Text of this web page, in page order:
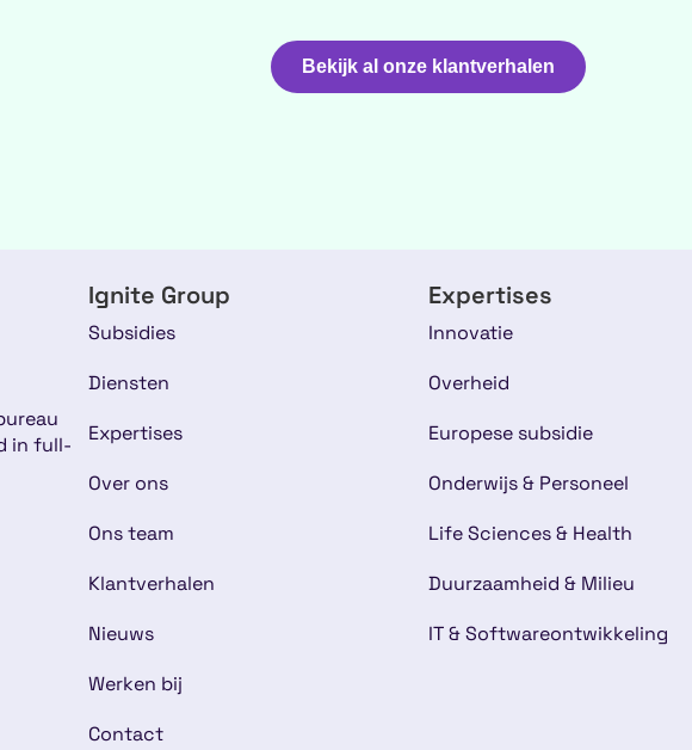
Bekijk al onze klantverhalen
in full-
Ignite Group
Subsidies
Diensten
Expertises
Over ons
Ons team
Klantverhalen
Nieuws
Werken bij
Contact
Expertises
Innovatie
Overheid
Europese subsidie
Onderwijs & Personeel
Life Sciences & Health
Duurzaamheid & Milieu
IT & Softwareontwikkeling